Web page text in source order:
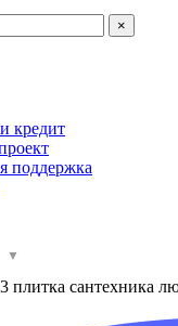
×
кредит
поддержка
▼
плитка сантехника